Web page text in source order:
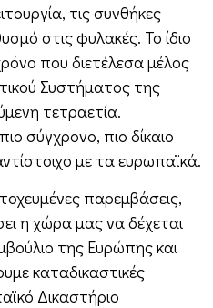
τις συνθήκες
στις φυλακές. Το ίδιο
που διετέλεσα μέλος
Συστήματος της
τετραετία.
σύγχρονο, πιο δίκαιο
με τα ευρωπαϊκά.
παρεμβάσεις,
η χώρα μας να δέχεται
της Ευρώπης και
καταδικαστικές
Δικαστήριο